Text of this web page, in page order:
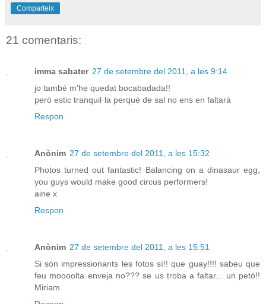
Comparteix
21 comentaris:
imma sabater 27 de setembre del 2011, a les 9:14
jo també m'he quedat bocabadada!!
però estic tranquil·la perquè de sal no ens en faltarà
Respon
Anònim 27 de setembre del 2011, a les 15:32
Photos turned out fantastic! Balancing on a dinasaur egg,
you guys would make good circus performers!
aine x
Respon
Anònim 27 de setembre del 2011, a les 15:51
Si són impressionants les fotos sí!! que guay!!!! sabeu que
feu moooolta enveja no??? se us troba a faltar... un petó!!
Miriam